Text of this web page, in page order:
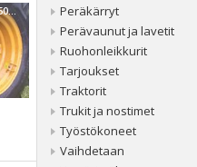
Sampo-Rosenlew 500/580
Peräkärryt
Perävaunut ja lavetit
Ruohonleikkurit
Tarjoukset
Traktorit
Trukit ja nostimet
Työstökoneet
Vaihdetaan